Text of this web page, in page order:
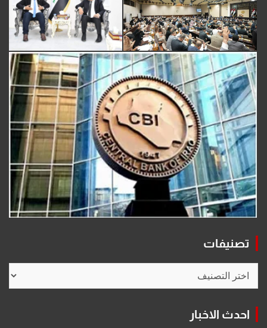
تصنيفات
تصنيفات
احدث الاخبار